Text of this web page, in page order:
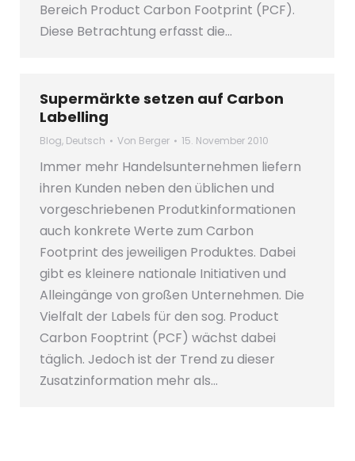
Bereich Product Carbon Footprint (PCF).
Diese Betrachtung erfasst die…
Supermärkte setzen auf Carbon
Labelling
Blog, Deutsch Von Berger 15. November 2010
Immer mehr Handelsunternehmen liefern
ihren Kunden neben den üblichen und
vorgeschriebenen Produtkinformationen
auch konkrete Werte zum Carbon
Footprint des jeweiligen Produktes. Dabei
gibt es kleinere nationale Initiativen und
Alleingänge von großen Unternehmen. Die
Vielfalt der Labels für den sog. Product
Carbon Fooptrint (PCF) wächst dabei
täglich. Jedoch ist der Trend zu dieser
Zusatzinformation mehr als…